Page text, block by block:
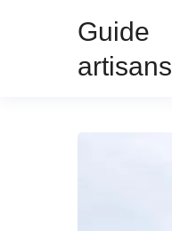
Guide
artisans